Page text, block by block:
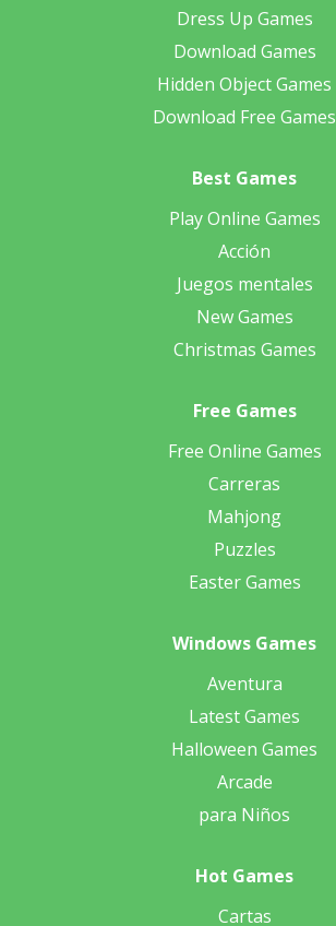
Dress Up Games
Download Games
Hidden Object Games
Download Free Games
Best Games
Play Online Games
Acción
Juegos mentales
New Games
Christmas Games
Free Games
Free Online Games
Carreras
Mahjong
Puzzles
Easter Games
Windows Games
Aventura
Latest Games
Halloween Games
Arcade
para Niños
Hot Games
Cartas